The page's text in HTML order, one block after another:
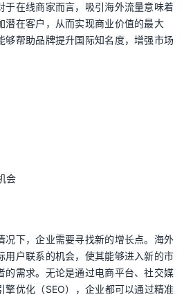
于在线商家而言，吸引海外流量意味着
潜在客户，从而实现商业价值的最大
够帮助品牌提升国际知名度，增强市场
会
况下，企业需要寻找新的增长点。海外
用户联系的机会，使其能够进入新的市
的需求。无论是通过电商平台、社交媒
擎优化（SEO），企业都可以通过精准